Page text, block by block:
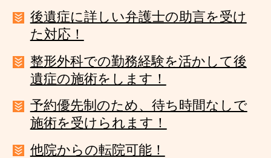
後遺症に詳しい弁護士の助言を受け
た対応！
整形外科での勤務経験を活かして後
遺症の施術をします！
予約優先制のため、待ち時間なしで
施術を受けられます！
他院からの転院可能！